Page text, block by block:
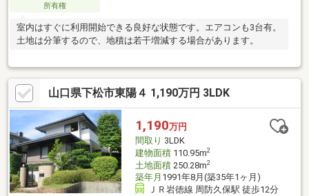
所有権
室内はすぐに利用開始できる良好な状態です。エアコンも3台有。
土地は分筆するので、地積は若干増減する場合があります。
山口県下松市東陽４ 1,190万円 3LDK
1,190万円
間取り 3LDK
建物面積110.95m2
土地面積250.28m2
築年月 1991年8月(築35年1ヶ月)
ＪＲ岩徳線 周防久保駅 徒歩12分